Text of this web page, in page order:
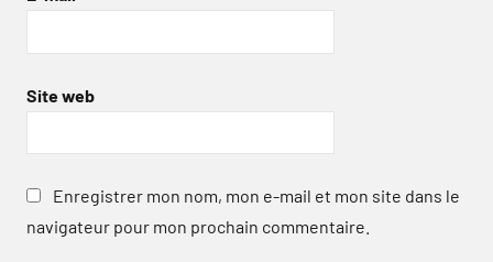
Site web
Enregistrer mon nom, mon e-mail et mon site dans le
navigateur pour mon prochain commentaire.